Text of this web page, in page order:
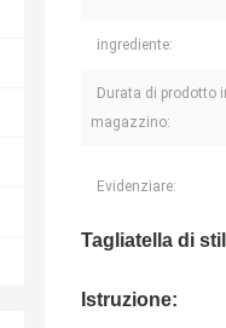
ingrediente:
Durata di prodotto
magazzino:
Evidenziare:
Tagliatella di
Istruzione: